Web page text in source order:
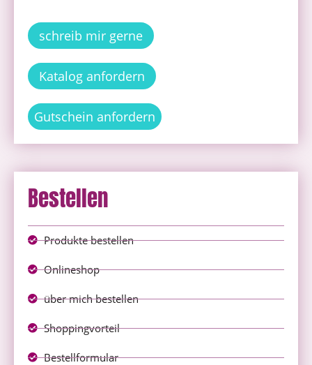
schreib mir gerne
Katalog anfordern
Gutschein anfordern
Bestellen
Produkte bestellen
Onlineshop
über mich bestellen
Shoppingvorteil
Bestellformular